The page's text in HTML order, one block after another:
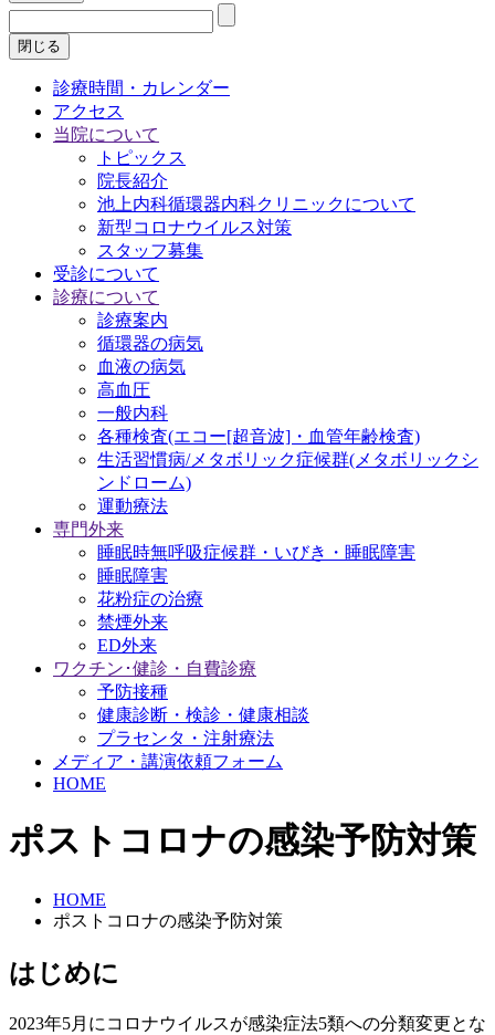
閉じる
診療時間・カレンダー
アクセス
当院について
トピックス
院長紹介
池上内科循環器内科クリニックについて
新型コロナウイルス対策
スタッフ募集
受診について
診療について
診療案内
循環器の病気
血液の病気
高血圧
一般内科
各種検査(エコー[超音波]・血管年齢検査)
生活習慣病/メタボリック症候群(メタボリックシ
ンドローム)
運動療法
専門外来
睡眠時無呼吸症候群・いびき・睡眠障害
睡眠障害
花粉症の治療
禁煙外来
ED外来
ワクチン･健診・自費診療
予防接種
健康診断・検診・健康相談
プラセンタ・注射療法
メディア・講演依頼フォーム
HOME
ポストコロナの感染予防対策
HOME
ポストコロナの感染予防対策
はじめに
2023年5月にコロナウイルスが感染症法5類への分類変更とな